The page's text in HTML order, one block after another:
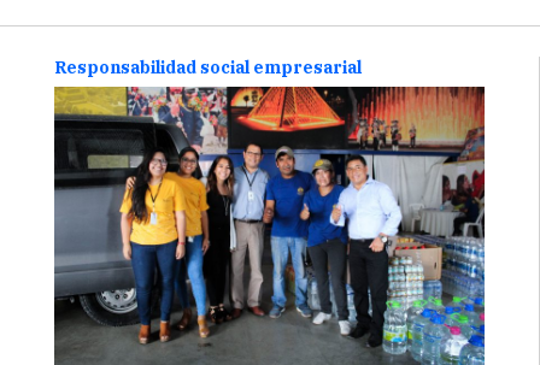
presidente ejecutivo de Telefónica…Continuar
Responsabilidad social empresarial